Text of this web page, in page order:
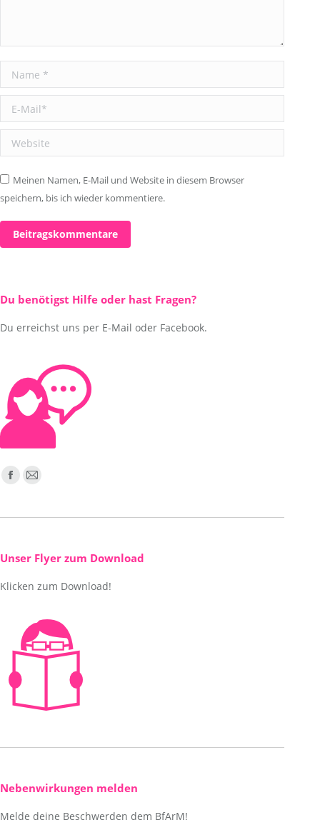
Name *
E-Mail *
Website
Meinen Namen, E-Mail und Website in diesem Browser
speichern, bis ich wieder kommentiere.
Beitragskommentare
Du benötigst Hilfe oder hast Fragen?
Du erreichst uns per E-Mail oder Facebook.
Finden Sie uns auf:
Facebook
opens
new
E-
page
in
window
Unser Flyer zum Download
Klicken zum Download!
Nebenwirkungen melden
Melde deine Beschwerden dem BfArM!